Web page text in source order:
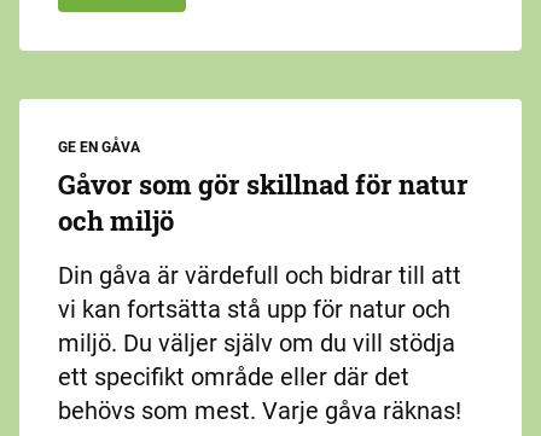
GE EN GÅVA
Gåvor som gör skillnad för natur
och miljö
Din gåva är värdefull och bidrar till att
vi kan fortsätta stå upp för natur och
miljö. Du väljer själv om du vill stödja
ett specifikt område eller där det
behövs som mest. Varje gåva räknas!